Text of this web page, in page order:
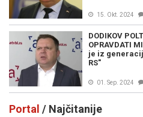
15. Okt. 2024
DODIKOV
OPRAVDATI
je iz
RS"
01. Sep. 2024
Portal / Najčitanije